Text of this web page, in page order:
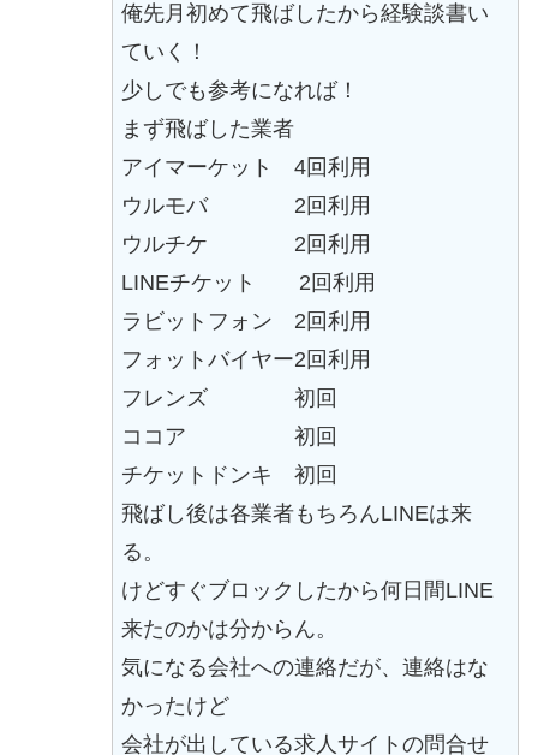
俺先月初めて飛ばしたから経験談書い
ていく！
少しでも参考になれば！
まず飛ばした業者
アイマーケット 4回利用
ウルモバ 2回利用
ウルチケ 2回利用
LINEチケット 2回利用
ラビットフォン 2回利用
フォットバイヤー2回利用
フレンズ 初回
ココア 初回
チケットドンキ 初回
飛ばし後は各業者もちろんLINEは来
る。
けどすぐブロックしたから何日間LINE
来たのかは分からん。
気になる会社への連絡だが、連絡はな
かったけど
会社が出している求人サイトの問合せ